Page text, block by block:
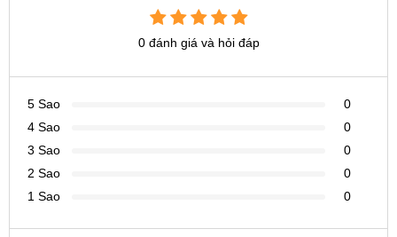
đáp ứng được khoảng 80 - 90% so với hàng chính hãng.
được cung cấp bởi những hãng càng nổi tiếng càng cho
chất lượng cao. Tại MobileCity cam kết chỉ sử dụng những
linh kiện Pin chất lượng cao có nguồn gốc rõ ràng nên
khách hàng có thể hoàn toàn yên tâm và sử dụng.
0 đánh giá và hỏi đáp
5 Sao
0
4 Sao
0
3 Sao
0
2 Sao
0
1 Sao
0